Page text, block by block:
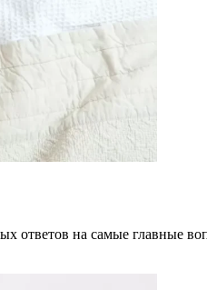
ответов на самые главные